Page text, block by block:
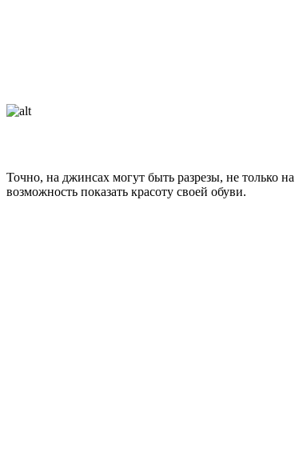
Точно, на джинсах могут быть разрезы, не только
возможность показать красоту своей обуви.